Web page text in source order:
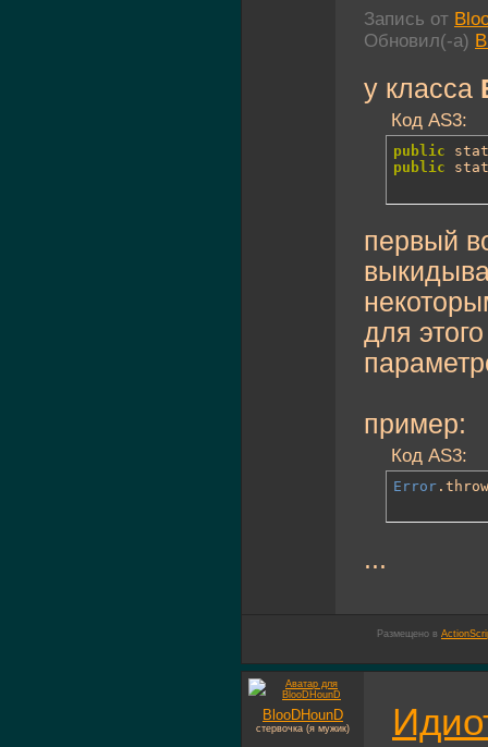
Запись от
Обновил(-а)
у класса
Код AS3:
public
public
первый
для
пример:
Код AS3:
Error
...
Размещено в
BlooDHounD
стервочка (я мужик)